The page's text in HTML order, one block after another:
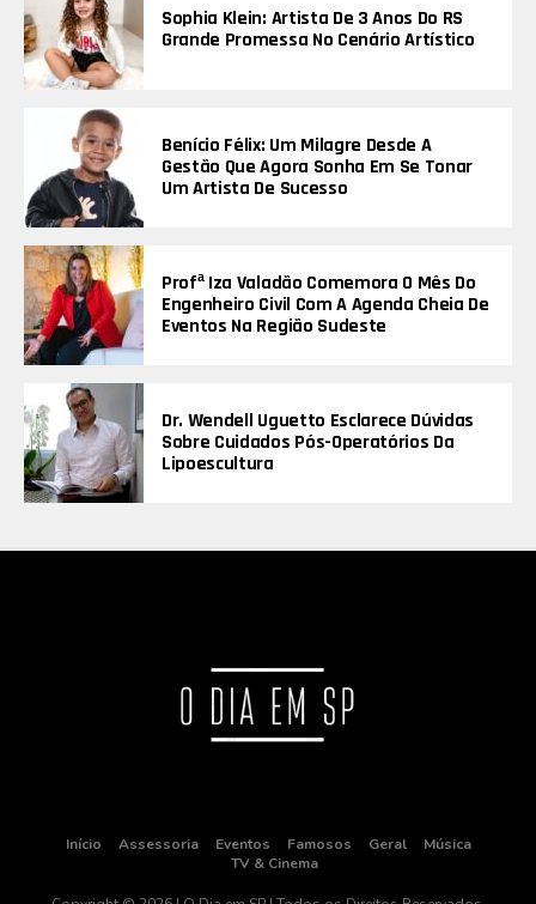
Sophia Klein: Artista De 3 Anos Do RS
Grande Promessa No Cenário Artístico
Benício Félix: Um Milagre Desde A
Gestão Que Agora Sonha Em Se Tonar
Um Artista De Sucesso
Profª Iza Valadão Comemora O Mês Do
Engenheiro Civil Com A Agenda Cheia De
Eventos Na Região Sudeste
Dr. Wendell Uguetto Esclarece Dúvidas
Sobre Cuidados Pós-Operatórios Da
Lipoescultura
Início Assessoria Eventos Famosos Geral
Música
TV & Cinema